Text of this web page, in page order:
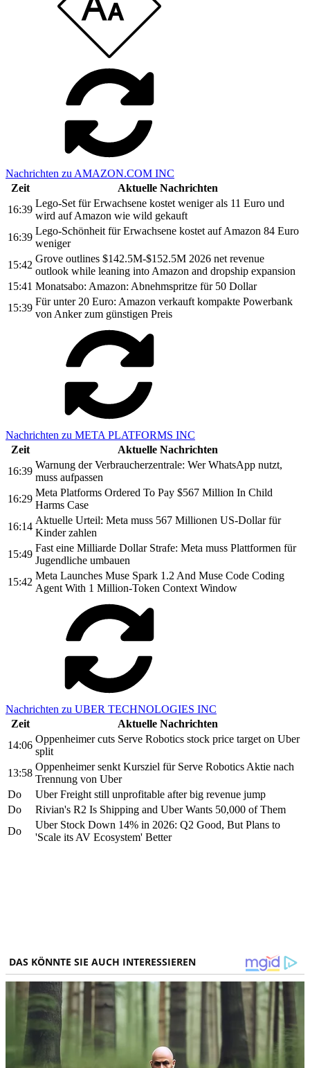
Nachrichten zu AMAZON.COM INC
Zeit
Aktuelle Nachrichten
16:39
Lego-Set für Erwachsene kostet weniger als 11 Euro und
wird auf Amazon wie wild gekauft
16:39
Lego-Schönheit für Erwachsene kostet auf Amazon 84 Euro
weniger
15:42
Grove outlines $142.5M-$152.5M 2026 net revenue
outlook while leaning into Amazon and dropship expansion
15:41 Monatsabo: Amazon: Abnehmspritze für 50 Dollar
15:39
Für unter 20 Euro: Amazon verkauft kompakte Powerbank
von Anker zum günstigen Preis
Nachrichten zu META PLATFORMS INC
Zeit
Aktuelle Nachrichten
16:39
Warnung der Verbraucherzentrale: Wer WhatsApp nutzt,
muss aufpassen
16:29
Meta Platforms Ordered To Pay $567 Million In Child
Harms Case
16:14
Aktuelle Urteil: Meta muss 567 Millionen US-Dollar für
Kinder zahlen
15:49
Fast eine Milliarde Dollar Strafe: Meta muss Plattformen für
Jugendliche umbauen
15:42
Meta Launches Muse Spark 1.2 And Muse Code Coding
Agent With 1 Million-Token Context Window
Nachrichten zu UBER TECHNOLOGIES INC
Zeit
Aktuelle Nachrichten
14:06
Oppenheimer cuts Serve Robotics stock price target on Uber
split
13:58
Oppenheimer senkt Kursziel für Serve Robotics Aktie nach
Trennung von Uber
Do
Uber Freight still unprofitable after big revenue jump
Do
Rivian's R2 Is Shipping and Uber Wants 50,000 of Them
Do
Uber Stock Down 14% in 2026: Q2 Good, But Plans to
'Scale its AV Ecosystem' Better